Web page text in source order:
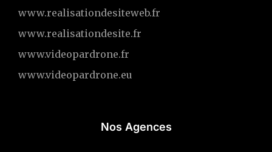
www.realisationdesiteweb.fr
www.realisationdesite.fr
www.videopardrone.fr
www.videopardrone.eu
Nos Agences